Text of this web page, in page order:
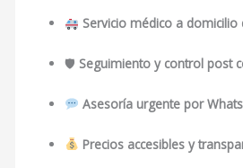
Servicio médico a domicilio
🛡 Seguimiento y control post
Asesoría urgente por
Precios accesibles y